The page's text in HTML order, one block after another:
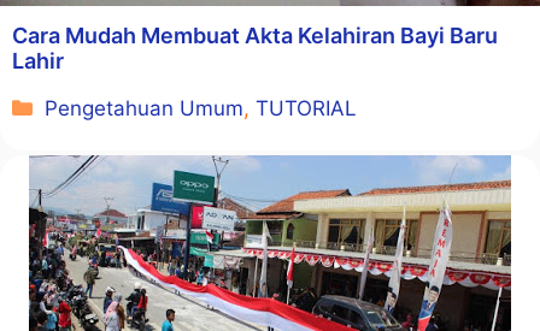
Cara Mudah Membuat Akta Kelahiran Bayi Baru
Lahir
Kategori
Pengetahuan Umum,TUTORIAL